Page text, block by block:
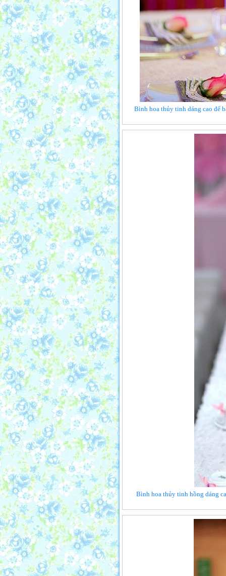
Bình hoa thủy tinh dáng cao để
Bình hoa thủy tinh hồng dáng